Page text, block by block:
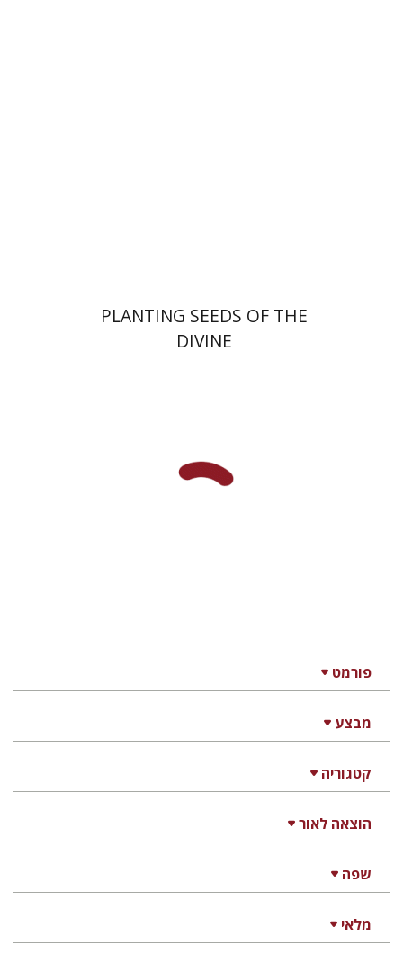
פורמט
מבצע
קטגוריה
הוצאה לאור
שפה
מלאי
PLANTING SEEDS OF THE
DIVINE